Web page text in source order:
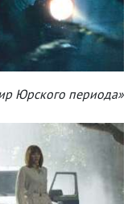
Юрского периода»